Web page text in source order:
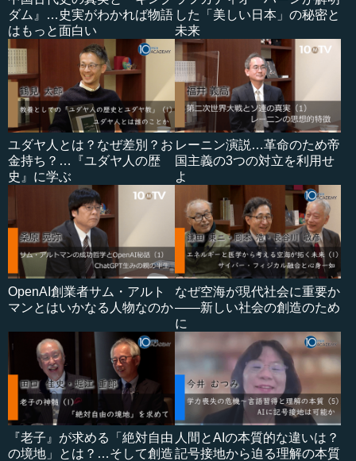
ダム』…史実がわかれば物語
はもっと面白い
した「美しい日本」の秘密と
未来
ユダヤ人とは？なぜ差別？お
金持ち？…『ユダヤ人の歴
史』に学ぶ
レーニン演説…革命のため帝
国主義の3つの対立を利用せ
よ
OpenAI創業者サム・アルト
マンとはいかなる人物なのか
なぜ空海が現代社会に重要か
――新しい社会の創造のため
に
『老子』が求める「絶対自由
の境地」とは？…そして創造
人間とAIの本質的な違いは？
記号接地から迫る理解の本質